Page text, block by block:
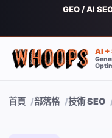
GEO / AI
AI +
首頁 部落格 技術 SEO